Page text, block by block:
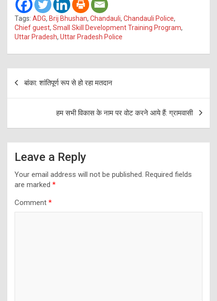
Tags: ADG, Brij Bhushan, Chandauli, Chandauli Police,
Chief guest, Small Skill Development Training Program,
Uttar Pradesh, Uttar Pradesh Police
navigation
बांका: शांतिपूर्ण रूप से हो रहा मतदान
हम सभी विकास के नाम पर वोट करने आये हैं: ग्रामवासी
Leave a Reply
Your email address will not be published. Required fields
are marked *
Comment *